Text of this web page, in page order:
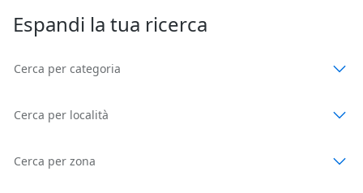
Espandi la tua ricerca
Cerca per categoria
Cerca per località
Cerca per zona